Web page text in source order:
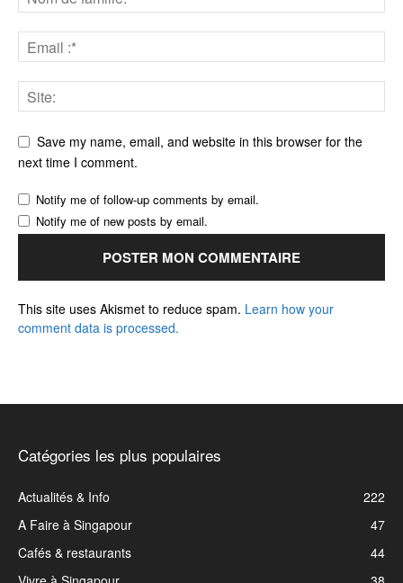
Save my name, email, and website in this browser for the
next time I comment.
Notify me of follow-up comments by email.
Notify me of new posts by email.
This site uses Akismet to reduce spam. Learn how your
comment data is processed.
Catégories les plus populaires
Actualités & Info
222
A Faire à Singapour
47
Cafés & restaurants
44